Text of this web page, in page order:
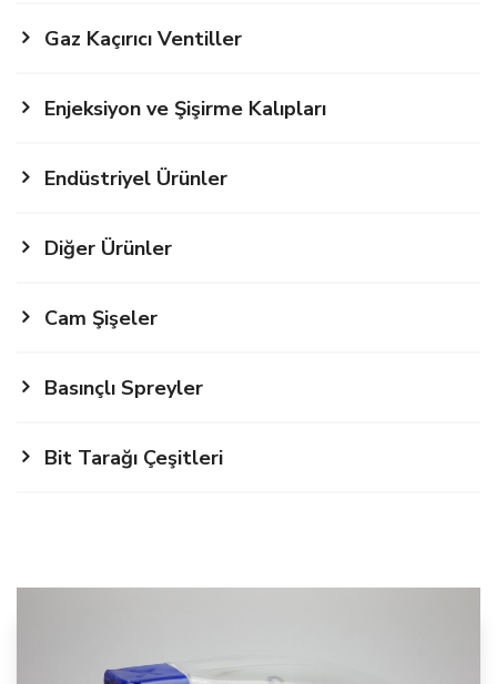
Gaz Kaçırıcı Ventiller
Enjeksiyon ve Şişirme Kalıpları
Endüstriyel Ürünler
Diğer Ürünler
Cam Şişeler
Basınçlı Spreyler
Bit Tarağı Çeşitleri